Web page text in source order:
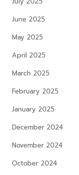
June 2025
May 2025
April 2025
March 2025
February 2025
January 2025
December 2024
November 2024
October 2024